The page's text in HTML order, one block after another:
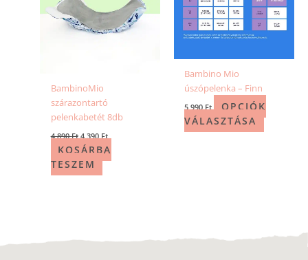
BambinoMio
szárazontartó
pelenkabetét 8db
4 890Ft 4 390 Ft
KOSÁRBA
TESZEM
Bambino Mio
úszópelenka – Finn
5 990 Ft
OPCIÓK
VÁLASZTÁSA